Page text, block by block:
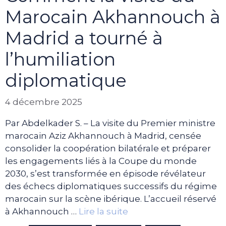
Marocain Akhannouch à
Madrid a tourné à
l’humiliation
diplomatique
4 décembre 2025
Par Abdelkader S. – La visite du Premier ministre
marocain Aziz Akhannouch à Madrid, censée
consolider la coopération bilatérale et préparer
les engagements liés à la Coupe du monde
2030, s’est transformée en épisode révélateur
des échecs diplomatiques successifs du régime
marocain sur la scène ibérique. L’accueil réservé
à Akhannouch … Lire la suite